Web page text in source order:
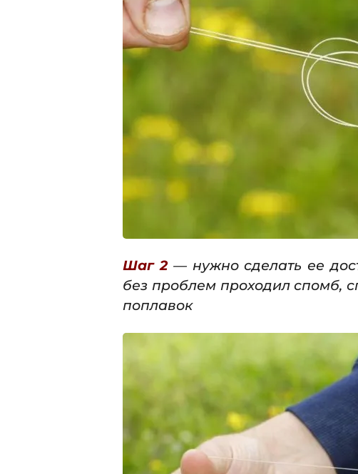
Шаг 2— нужно сделать ее
без проблем проходил спомб,
поплавок